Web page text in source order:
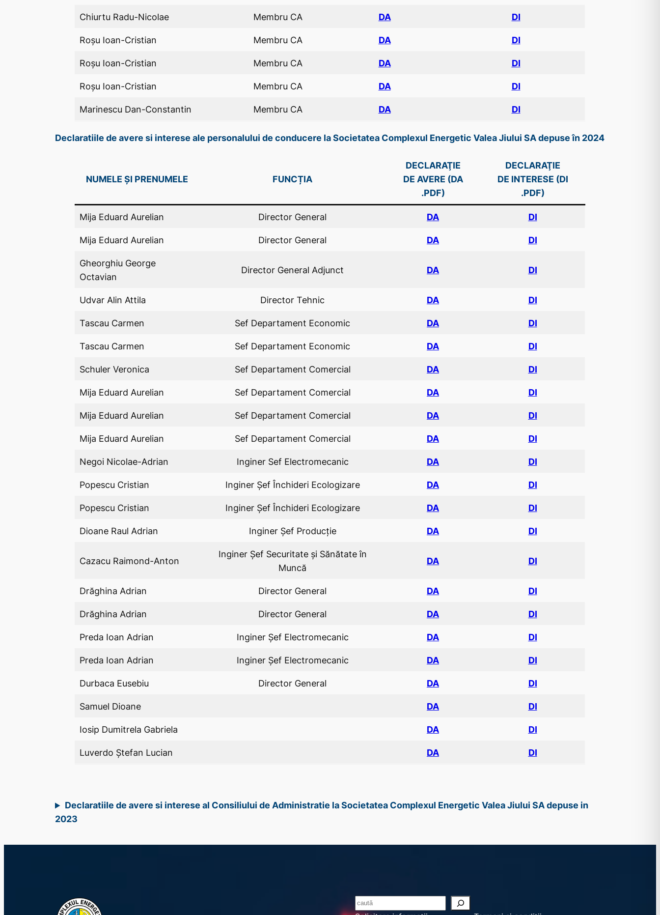
Chiurtu Radu-Nicolae Membru CA DA DI
Roșu Ioan-Cristian Membru CA DA DI
Roșu Ioan-Cristian Membru CA DA DI
Roșu Ioan-Cristian Membru CA DA DI
Marinescu Dan-Constantin Membru CA DA DI
Declaratiile de avere si interese ale personalului de conducere la Societatea Complexul Energetic Valea Jiului SA depuse în 2024
NUMELE ȘI PRENUMELE FUNCȚIA
DECLARAŢIE
DE AVERE (DA
.PDF)
DECLARAŢIE
DE INTERESE (DI
.PDF)
Mija Eduard Aurelian Director General DA DI
Mija Eduard Aurelian Director General DA DI
Gheorghiu George
Octavian
Director General Adjunct DA DI
Udvar Alin Attila Director Tehnic DA DI
Tascau Carmen Sef Departament Economic DA DI
Tascau Carmen Sef Departament Economic DA DI
Schuler Veronica Sef Departament Comercial DA DI
Mija Eduard Aurelian Sef Departament Comercial DA DI
Mija Eduard Aurelian Sef Departament Comercial DA DI
Mija Eduard Aurelian Sef Departament Comercial DA DI
Negoi Nicolae-Adrian Inginer Sef Electromecanic DA DI
Popescu Cristian Inginer Șef Închideri Ecologizare DA DI
Popescu Cristian Inginer Șef Închideri Ecologizare DA DI
Dioane Raul Adrian Inginer Şef Producție DA DI
Cazacu Raimond-Anton
Inginer Şef Securitate şi Sănătate în
Muncă
DA DI
Drăghina Adrian Director General DA DI
Drăghina Adrian Director General DA DI
Preda Ioan Adrian Inginer Șef Electromecanic DA DI
Preda Ioan Adrian Inginer Șef Electromecanic DA DI
Durbaca Eusebiu Director General DA DI
Samuel Dioane DA DI
Iosip Dumitrela Gabriela DA DI
Luverdo Ștefan Lucian DA DI
Declaratiile de avere si interese al Consiliului de Administratie la Societatea Complexul Energetic Valea Jiului SA depuse in
2023
S